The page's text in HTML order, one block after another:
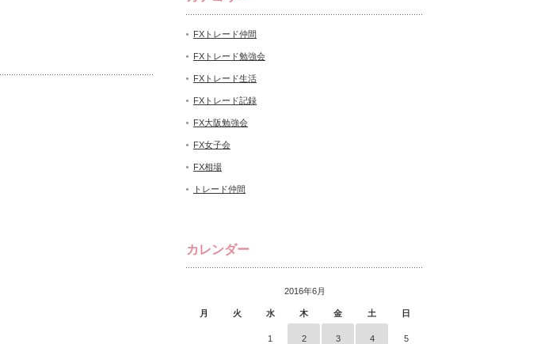
FXトレード仲間
FXトレード勉強会
FXトレード生活
FXトレード記録
FX大阪勉強会
FX女子会
FX相場
トレード仲間
カレンダー
2016年6月
月 火 水 木 金 土 日
1 2 3 4 5